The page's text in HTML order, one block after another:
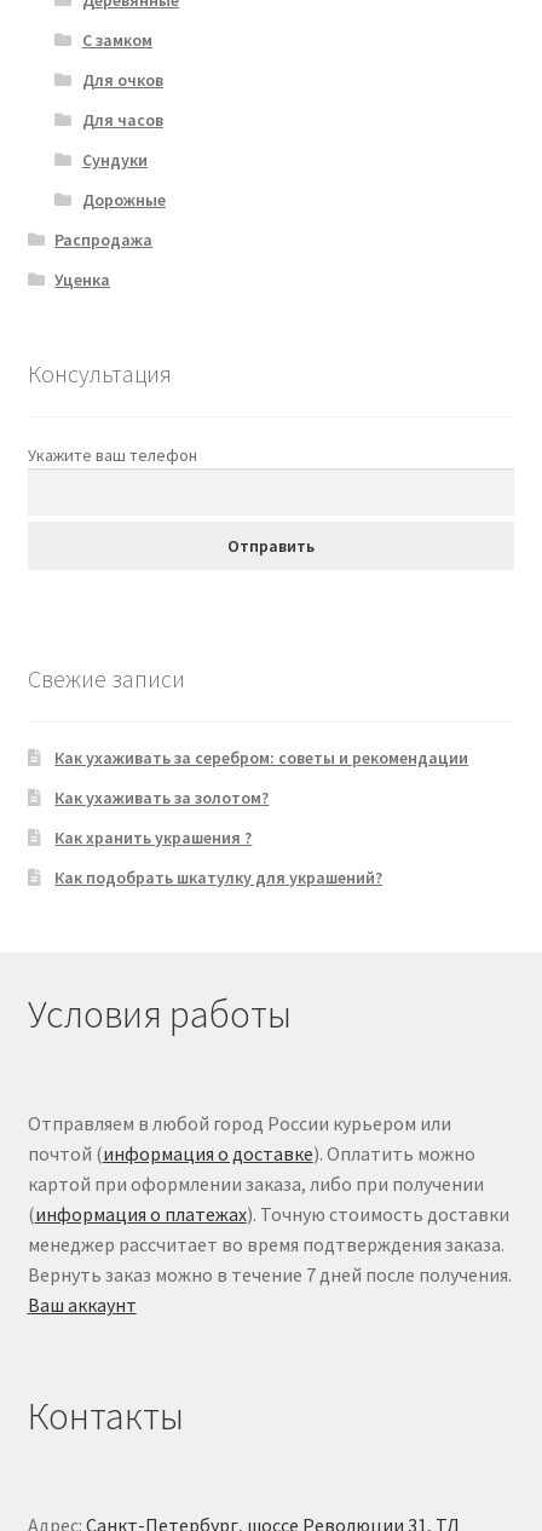
С замком
Для очков
Для часов
Сундуки
Дорожные
Распродажа
Уценка
Консультация
Укажите ваш телефон
Свежие записи
Как ухаживать за серебром: советы и рекомендации
Как ухаживать за золотом?
Как хранить украшения ?
Как подобрать шкатулку для украшений?
Условия работы
Отправляем в любой город России курьером или
почтой (информация о доставке). Оплатить можно
картой при оформлении заказа, либо при получении
(информация о платежах). Точную стоимость доставки
менеджер рассчитает во время подтверждения заказа.
Вернуть заказ можно в течение 7 дней после получения.
Ваш аккаунт
Контакты
Адрес: Санкт-Петербург, шоссе Революции 31, ТД